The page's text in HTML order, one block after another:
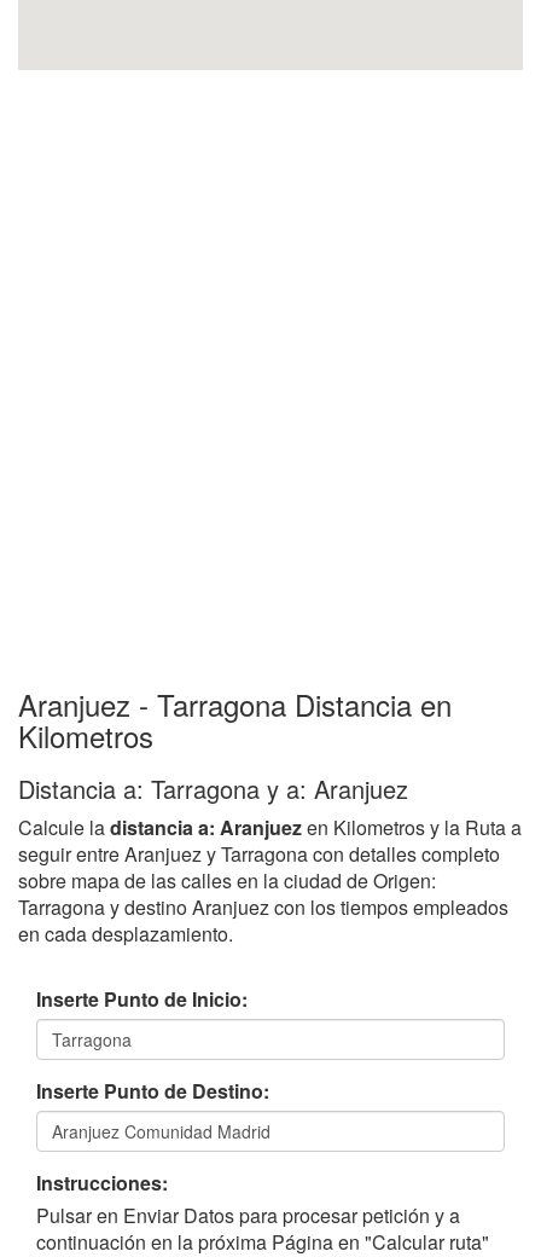
Aranjuez - Tarragona Distancia en
Kilometros
Distancia a: Tarragona y a: Aranjuez
Calcule ladistancia a: Aranjuezen Kilometros y la Ruta a
seguir entre Aranjuez y Tarragona con detalles completo
sobre mapa de las calles en la ciudad de Origen:
Tarragona y destino Aranjuez con los tiempos empleados
en cada desplazamiento.
Inserte Punto de Inicio:
Inserte Punto de Destino:
Instrucciones:
Pulsar en Enviar Datos para procesar petición y a
continuación en la próxima Página en "Calcular ruta"